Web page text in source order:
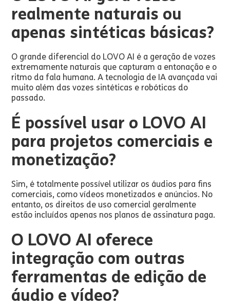
realmente naturais ou
apenas sintéticas básicas?
O grande diferencial do LOVO AI é a geração de vozes
extremamente naturais que capturam a entonação e o
ritmo da fala humana. A tecnologia de IA avançada vai
muito além das vozes sintéticas e robóticas do
passado.
É possível usar o LOVO AI
para projetos comerciais e
monetização?
Sim, é totalmente possível utilizar os áudios para fins
comerciais, como vídeos monetizados e anúncios. No
entanto, os direitos de uso comercial geralmente
estão incluídos apenas nos planos de assinatura paga.
O LOVO AI oferece
integração com outras
ferramentas de edição de
áudio e vídeo?